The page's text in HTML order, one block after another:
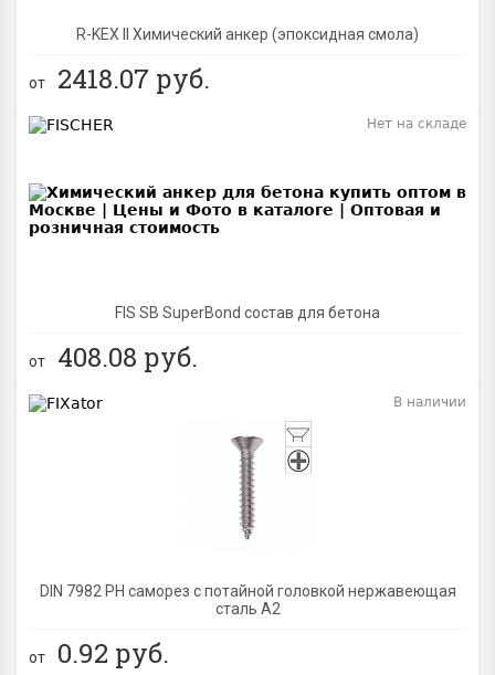
R-KEX II Химический анкер (эпоксидная смола)
от 2418.07 руб.
FIS SB SuperBond состав для бетона
Нет на складе
от 408.08 руб.
DIN 7982 PH саморез с потайной головкой нержавеющая
сталь A2
В наличии
от 0.92 руб.